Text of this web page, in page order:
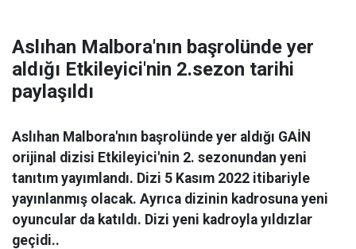
Aslıhan Malbora'nın başrolünde yer
aldığı Etkileyici'nin 2.sezon tarihi
paylaşıldı
Aslıhan Malbora'nın başrolünde yer aldığı GAİN
orijinal dizisi Etkileyici'nin 2. sezonundan yeni
tanıtım yayımlandı. Dizi 5 Kasım 2022 itibariyle
yayınlanmış olacak. Ayrıca dizinin kadrosuna yeni
oyuncular da katıldı. Dizi yeni kadroyla yıldızlar
geçidi..